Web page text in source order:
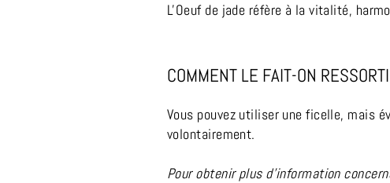
L'Oeuf de jade réfère à la vitalité,
COMMENT LE FAIT-ON
Vous pouvez utiliser une ficelle, mais
volontairement.
Pour obtenir plus d'information